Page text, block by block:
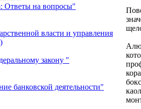
Ответы на вопросы"
власти и управления
закону "
банковской деятельности"